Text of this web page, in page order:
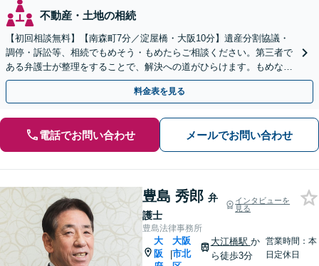
不動産・土地の相続
【初回相談無料】【南森町7分／淀屋橋・大阪10分】遺産分割協議・
調停・訴訟等、相続でもめそう・もめたらご相談ください。第三者で
ある弁護士が整理をすることで、解決への道がひらけます。もめない
ための遺言書作成、事業承継、家族信託もお手伝いします
料金表を見る
電話でお問い合わせ メールでお問い合わせ
豊島 秀郎 弁
護士
インタビューを
見る
豊島法律事務所
大
阪
|
大阪
市北
大江橋駅 か
ら徒歩3分
営業時間：本
日定休日